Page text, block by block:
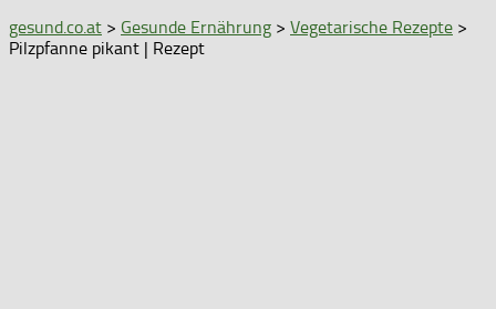
gesund.co.at > Gesunde Ernährung > Vegetarische Rezepte >
Pilzpfanne pikant | Rezept